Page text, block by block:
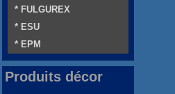
* FULGUREX
* ESU
* EPM
Produits décor